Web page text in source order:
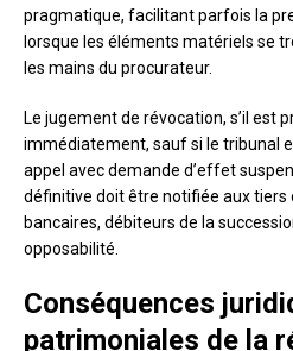
pragmatique, facilitant parfois la
lorsque les éléments matériels se
les mains du procurateur.
Le jugement de révocation, s’il est
immédiatement, sauf si le tribunal
appel avec demande d’effet
définitive doit être notifiée aux
bancaires, débiteurs de la
opposabilité.
Conséquences
patrimoniales de la